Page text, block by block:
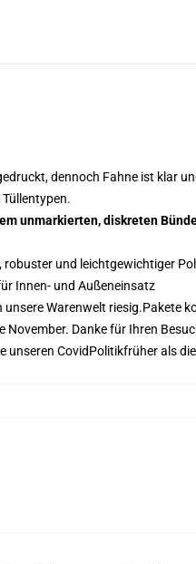
dennoch Fahne ist klar
unmarkierten, diskreten
robuster und leichtgewichtiger
Innen- und Außeneinsatz
unsere Warenwelt riesig.Pakete
November. Danke für Ihren
unseren CovidPolitikfrüher als